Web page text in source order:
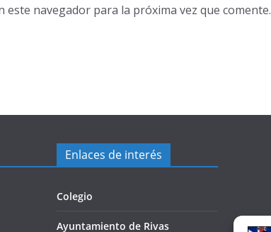
navegador para la próxima vez que comente.
Enlaces de interés
Colegio
Ayuntamiento de Rivas